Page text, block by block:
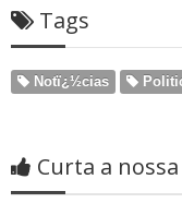
Tags
Notï¿½cias
Curta a